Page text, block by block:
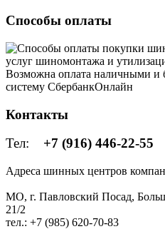
Способы оплаты
Возможна оплата наличными и
систему СбербанкОнлайн
Контакты
Тел: +7 (916) 446-22-55
Адреса шинных центров
МО, г. Павловский Посад,
21/2
тел.: +7 (985) 620-70-83